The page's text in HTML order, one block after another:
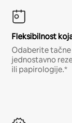
Fleksibilnost
Odaberite tačne
jednostavno
ili papirologije.*